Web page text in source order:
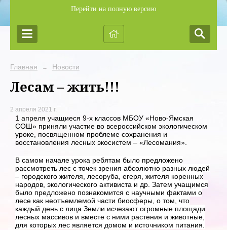
Перейти на полную версию
Главная → Новости
Лесам – жить!!!
2 апреля 2021 г.
1 апреля учащиеся 9-х классов МБОУ «Ново-Ямская
СОШ» приняли участие во всероссийском экологическом
уроке, посвященном проблеме сохранения и
восстановления лесных экосистем – «Лесомания».
В самом начале урока ребятам было предложено
рассмотреть лес с точек зрения абсолютно разных людей
– городского жителя, лесоруба, егеря, жителя коренных
народов, экологического активиста и др. Затем учащимся
было предложено познакомится с научными фактами о
лесе как неотъемлемой части биосферы, о том, что
каждый день с лица Земли исчезают огромные площади
лесных массивов и вместе с ними растения и животные,
для которых лес является домом и источником питания.